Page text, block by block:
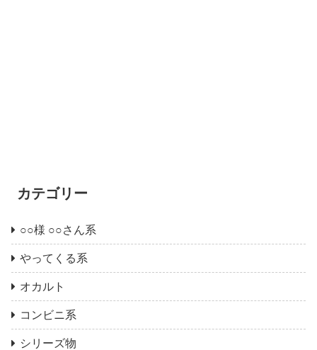
カテゴリー
○○様 ○○さん系
やってくる系
オカルト
コンビニ系
シリーズ物